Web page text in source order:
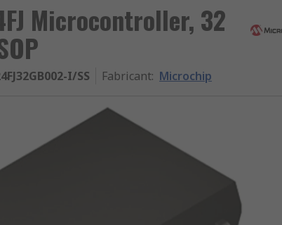
Microcontroller, 32
I/SS Fabricant: Microchip